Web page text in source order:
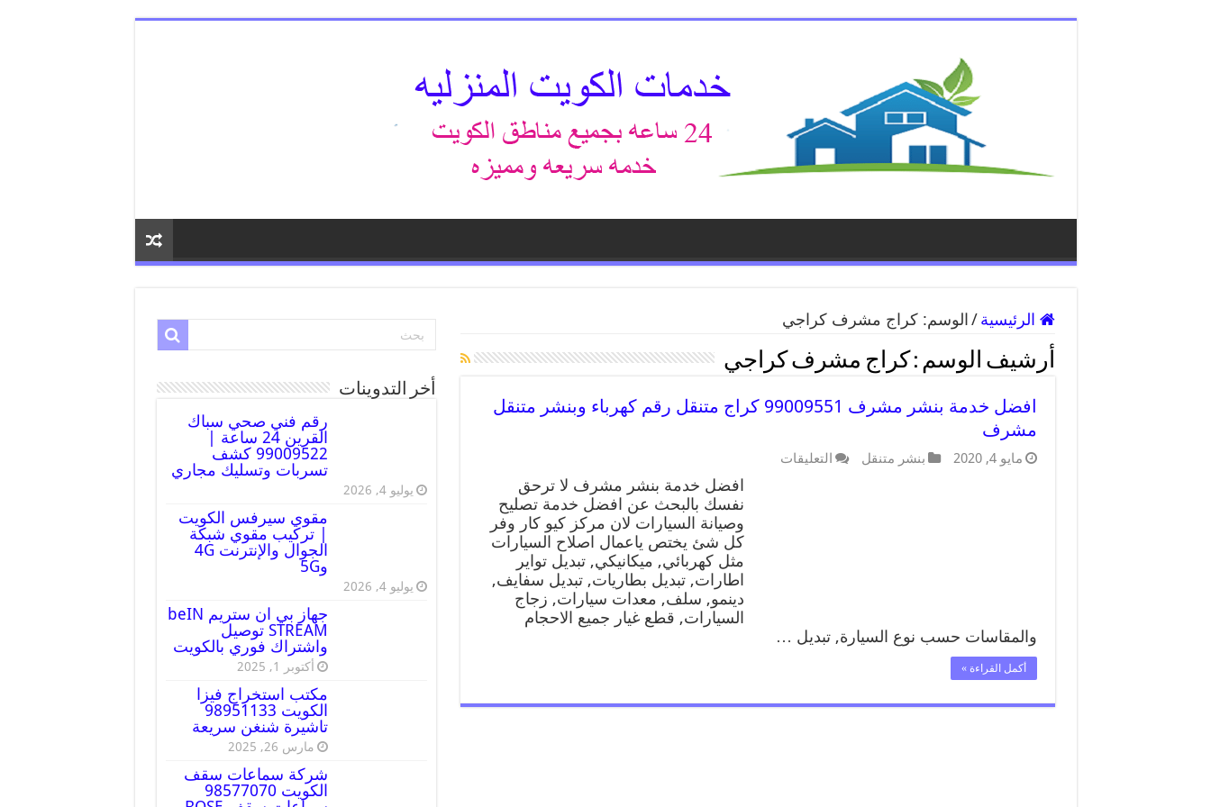
الرئيسية / الوسم:كراج مشرف كراجي
أرشيف الوسم : كراج مشرف كراجي
افضل خدمة بنشر مشرف 99009551 كراج متنقل رقم كهرباء وبنشر متنقل
مشرف
مايو 4, 2020 بنشر متنقل التعليقات
افضل خدمة بنشر مشرف لا ترحق
نفسك بالبحث عن افضل خدمة تصليح
وصيانة السيارات لان مركز كيو كار وفر
كل شئ يختص ياعمال اصلاح السيارات
مثل كهربائي, ميكانيكي, تبديل تواير
اطارات, تبديل بطاريات, تبديل سفايف,
دينمو, سلف, معدات سيارات, زجاج
السيارات, قطع غيار جميع الاحجام
والمقاسات حسب نوع السيارة, تبديل …
أكمل القراءة »
أخر التدوينات
رقم فني صحي سباك
القرين 24 ساعة |
99009522 كشف
تسربات وتسليك مجاري
يوليو 4, 2026
مقوي سيرفس الكويت
| تركيب مقوي شبكة
الجوال والإنترنت 4G
و5G
يوليو 4, 2026
جهاز بي ان ستريم beIN
STREAM توصيل
واشتراك فوري بالكويت
أكتوبر 1, 2025
مكتب استخراج فيزا
الكويت 98951133
تاشيرة شنغن سريعة
مارس 26, 2025
شركة سماعات سقف
الكويت 98577070